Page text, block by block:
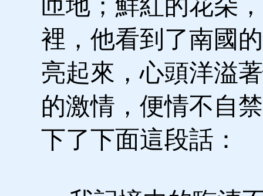
匝地；鮮紅的花朵
裡，他看到了南國
亮起來，心頭洋溢
的激情，便情不自
下了下面這段話：